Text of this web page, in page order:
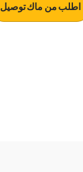
اطلب من ماك توصيل